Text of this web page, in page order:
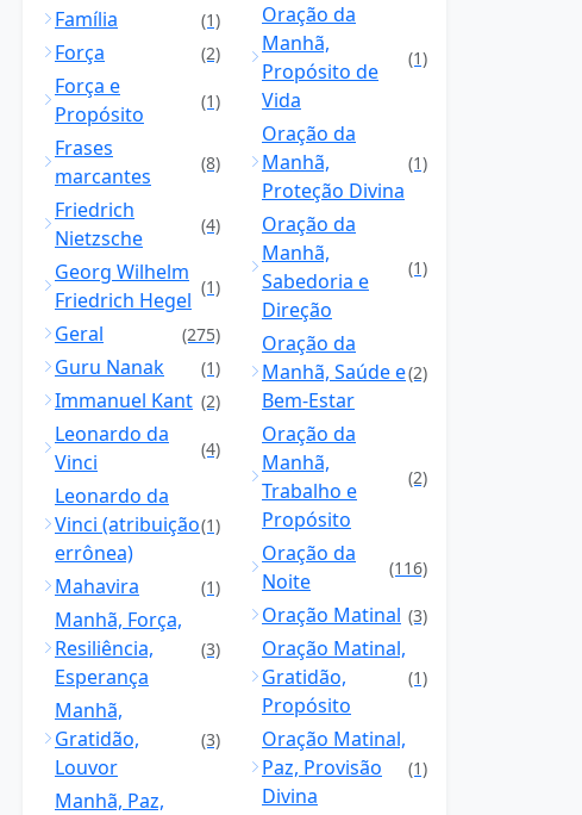
Família (1)
Força (2)
Força e
Propósito
(1)
Frases
marcantes
(8)
Friedrich
Nietzsche
(4)
Georg Wilhelm
Friedrich Hegel
(1)
Geral (275)
Guru Nanak (1)
Immanuel Kant (2)
Leonardo da
Vinci
(4)
Leonardo da
Vinci (atribuição
errônea)
(1)
Mahavira (1)
Manhã, Força,
Resiliência,
Esperança
(3)
Manhã,
Gratidão,
Louvor
(3)
Manhã, Paz,
Oração da
Manhã,
Propósito de
Vida
(1)
Oração da
Manhã,
Proteção Divina
(1)
Oração da
Manhã,
Sabedoria e
Direção
(1)
Oração da
Manhã, Saúde e
Bem-Estar
(2)
Oração da
Manhã,
Trabalho e
Propósito
(2)
Oração da
Noite
(116)
Oração Matinal (3)
Oração Matinal,
Gratidão,
Propósito
(1)
Oração Matinal,
Paz, Provisão
Divina
(1)